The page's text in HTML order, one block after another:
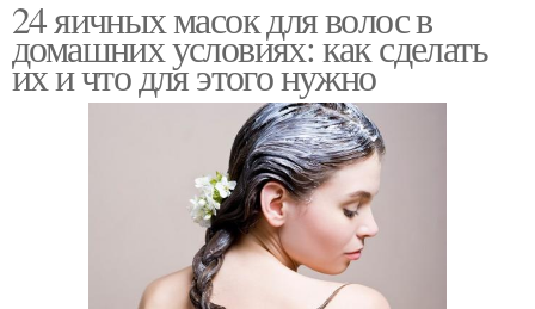
24 яичных масок для волос в
домашних условиях: как сделать
их и что для этого нужно